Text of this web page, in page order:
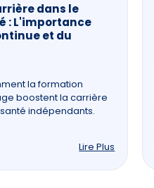
dans le
: L'importance
et du
la formation
boostent la carrière
indépendants.
Lire Plus